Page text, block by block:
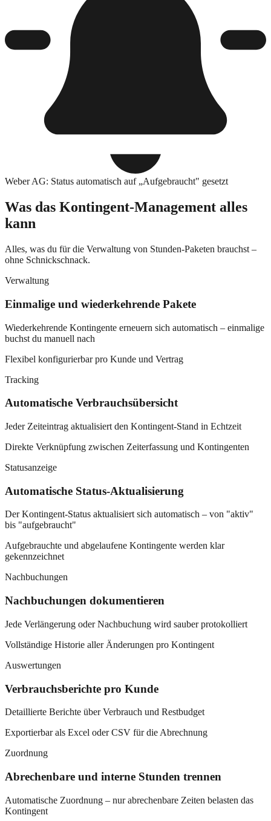
Weber AG: Status automatisch auf „Aufgebraucht" gesetzt
Was das Kontingent-Management alles
kann
Alles, was du für die Verwaltung von Stunden-Paketen brauchst –
ohne Schnickschnack.
Verwaltung
Einmalige und wiederkehrende Pakete
Wiederkehrende Kontingente erneuern sich automatisch – einmalige
buchst du manuell nach
Flexibel konfigurierbar pro Kunde und Vertrag
Tracking
Automatische Verbrauchsübersicht
Jeder Zeiteintrag aktualisiert den Kontingent-Stand in Echtzeit
Direkte Verknüpfung zwischen Zeiterfassung und Kontingenten
Statusanzeige
Automatische Status-Aktualisierung
Der Kontingent-Status aktualisiert sich automatisch – von "aktiv"
bis "aufgebraucht"
Aufgebrauchte und abgelaufene Kontingente werden klar
gekennzeichnet
Nachbuchungen
Nachbuchungen dokumentieren
Jede Verlängerung oder Nachbuchung wird sauber protokolliert
Vollständige Historie aller Änderungen pro Kontingent
Auswertungen
Verbrauchsberichte pro Kunde
Detaillierte Berichte über Verbrauch und Restbudget
Exportierbar als Excel oder CSV für die Abrechnung
Zuordnung
Abrechenbare und interne Stunden trennen
Automatische Zuordnung – nur abrechenbare Zeiten belasten das
Kontingent